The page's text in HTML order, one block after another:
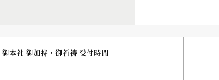
御本社 御加持・御祈祷 受付時間